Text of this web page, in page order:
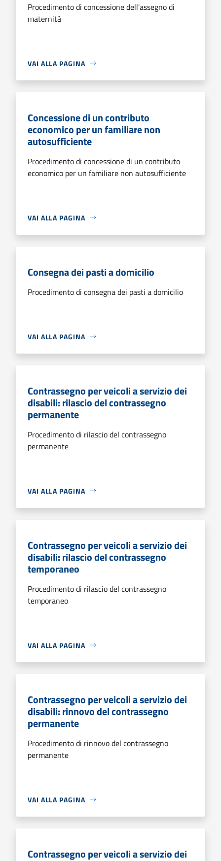
Procedimento di concessione dell'assegno di
maternità
VAI ALLA PAGINA
Concessione di un contributo
economico per un familiare non
autosufficiente
Procedimento di concessione di un contributo
economico per un familiare non autosufficiente
VAI ALLA PAGINA
Consegna dei pasti a domicilio
Procedimento di consegna dei pasti a domicilio
VAI ALLA PAGINA
Contrassegno per veicoli a servizio dei
disabili: rilascio del contrassegno
permanente
Procedimento di rilascio del contrassegno
permanente
VAI ALLA PAGINA
Contrassegno per veicoli a servizio dei
disabili: rilascio del contrassegno
temporaneo
Procedimento di rilascio del contrassegno
temporaneo
VAI ALLA PAGINA
Contrassegno per veicoli a servizio dei
disabili: rinnovo del contrassegno
permanente
Procedimento di rinnovo del contrassegno
permanente
VAI ALLA PAGINA
Contrassegno per veicoli a servizio dei